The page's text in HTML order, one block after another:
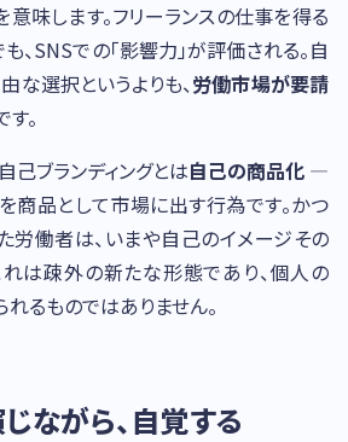
味します。フリーランスの仕事を得る
、SNSでの「影響力」が評価される。自
な選択というよりも、労働市場が要請
す。
己ブランディングとは自己の商品化 —
商品として市場に出す行為です。かつ
労働者は、いまや自己のイメージその
れは疎外の新たな形態であり、個人の
れるものではありません。
ながら、自覚する